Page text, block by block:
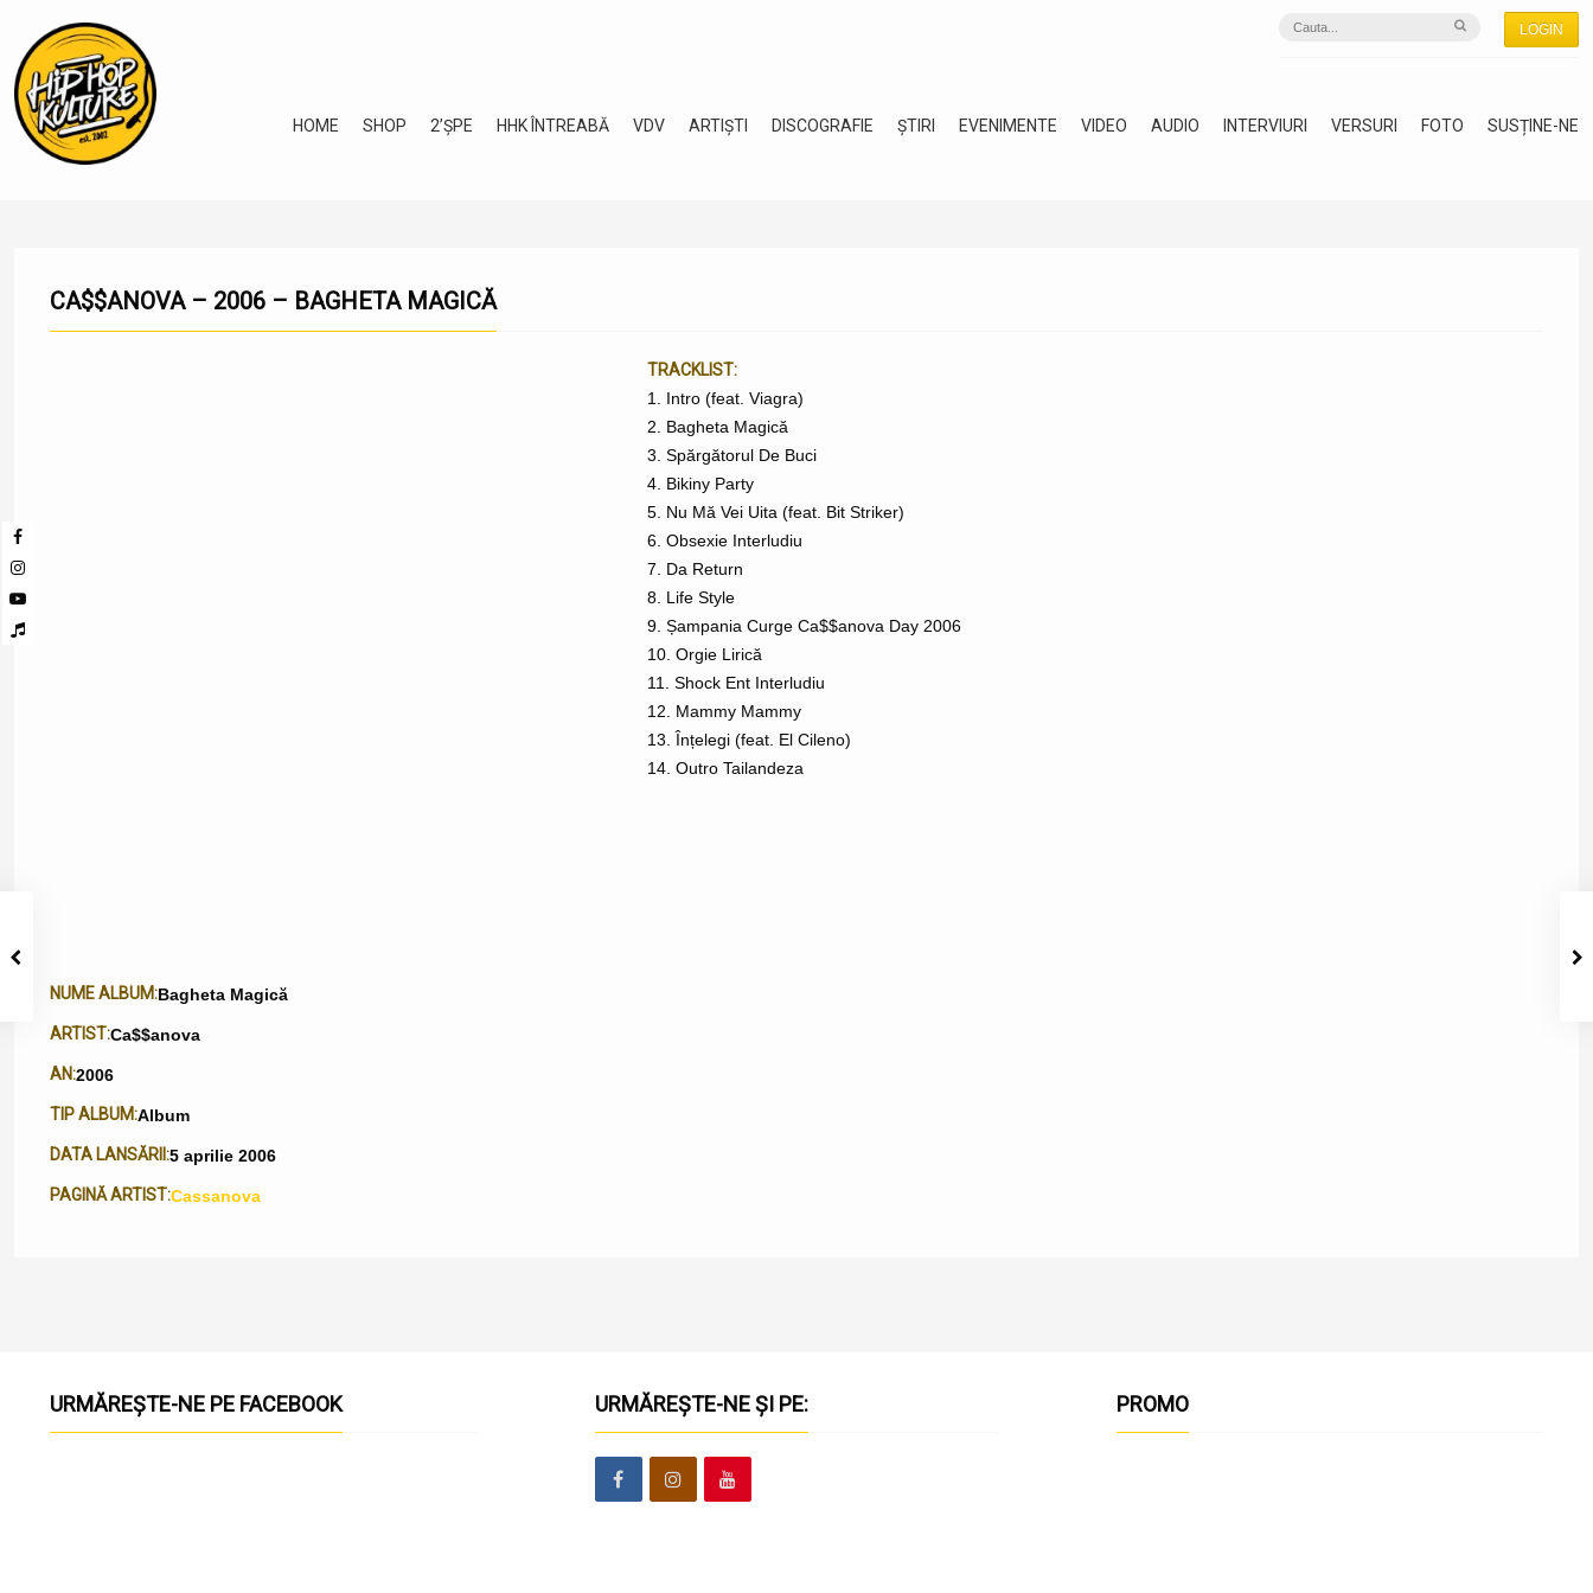
LOGIN
HOME SHOP 2’ȘPE HHK ÎNTREABĂ VDV ARTIȘTI DISCOGRAFIE ȘTIRI EVENIMENTE VIDEO AUDIO INTERVIURI VERSURI FOTO SUSȚINE-NE
CA$$ANOVA – 2006 – BAGHETA MAGICĂ
TRACKLIST:
1. Intro (feat. Viagra)
2. Bagheta Magică
3. Spărgătorul De Buci
4. Bikiny Party
5. Nu Mă Vei Uita (feat. Bit Striker)
6. Obsexie Interludiu
7. Da Return
8. Life Style
9. Șampania Curge Ca$$anova Day 2006
10. Orgie Lirică
11. Shock Ent Interludiu
12. Mammy Mammy
13. Înțelegi (feat. El Cileno)
14. Outro Tailandeza
NUME ALBUM:Bagheta Magică
ARTIST:Ca$$anova
AN:2006
TIP ALBUM:Album
DATA LANSĂRII:5 aprilie 2006
PAGINĂ ARTIST:Cassanova
URMĂREȘTE-NE PE FACEBOOK URMĂREȘTE-NE ȘI PE: PROMO